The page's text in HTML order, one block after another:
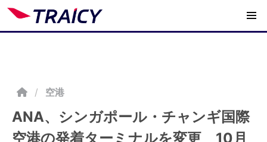
/ 空港
ANA、シンガポール・チャンギ国際
空港の発着ターミナルを変更 10月